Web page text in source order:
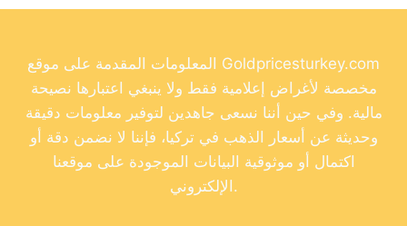
المعلومات المقدمة على موقع Goldpricesturkey.com
مخصصة لأغراض إعلامية فقط ولا ينبغي اعتبارها نصيحة
مالية. وفي حين أننا نسعى جاهدين لتوفير معلومات دقيقة
وحديثة عن أسعار الذهب في تركيا، فإننا لا نضمن دقة أو
اكتمال أو موثوقية البيانات الموجودة على موقعنا
الإلكتروني.